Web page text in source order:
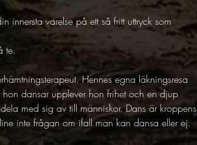
innersta varelse på ett så fritt uttryck som
te.
Hennes egna läkningsresa
dansar upplever hon frihet och en djup
med sig av till människor. Dans är kroppens
inte frågan om ifall man kan dansa eller ej.